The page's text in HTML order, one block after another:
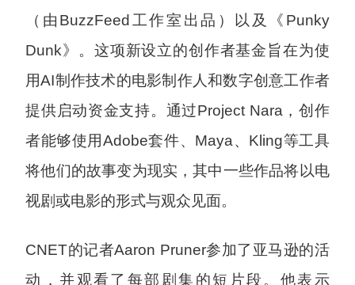
（由BuzzFeed工作室出品）以及《Punky
Dunk》。这项新设立的创作者基金旨在为使
用AI制作技术的电影制作人和数字创意工作者
提供启动资金支持。通过Project Nara，创作
者能够使用Adobe套件、Maya、Kling等工具
将他们的故事变为现实，其中一些作品将以电
视剧或电影的形式与观众见面。
CNET的记者Aaron Pruner参加了亚马逊的活
动，并观看了每部剧集的短片段。他表示